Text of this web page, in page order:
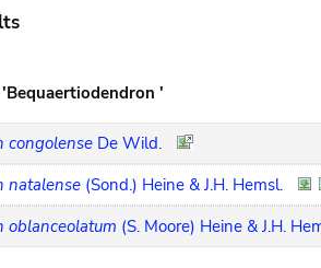
'
congolense De Wild.
natalense (Sond.) Heine & J.H. Hemsl.
oblanceolatum (S. Moore) Heine & J.H.